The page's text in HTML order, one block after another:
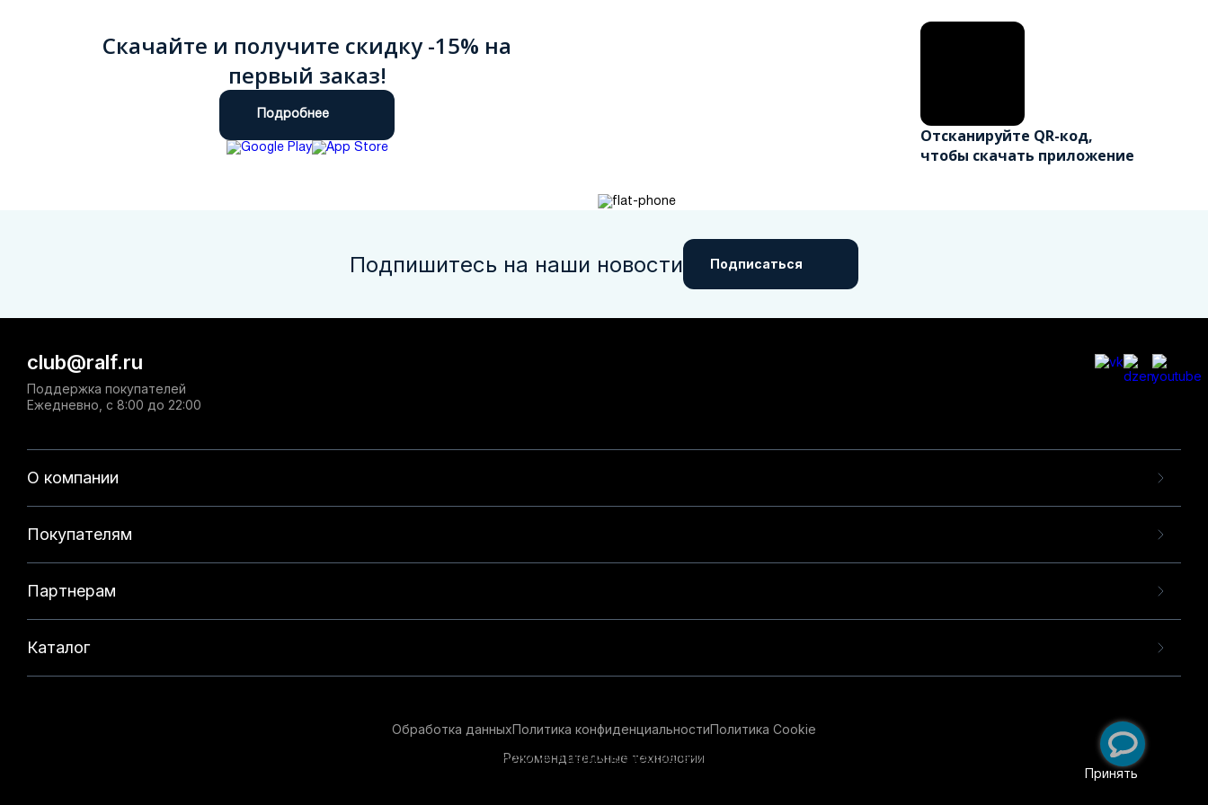
Скачайте и получите скидку -15% на
первый заказ!
Подробнее
Отсканируйте QR-код,
чтобы скачать приложение
Подпишитесь на наши новости Подписаться
О компании
Покупателям
Партнерам
Каталог
club@ralf.ru
Поддержка покупателей
Ежедневно, с 8:00 до 22:00
Обработка данныхПолитика конфиденциальностиПолитика Cookie
Рекомендательные технологии
Данный веб-сайт использует cookie-файлы и рекомендательные технологии в целях предоставления вам лучшего пользовательского опыта
Принять